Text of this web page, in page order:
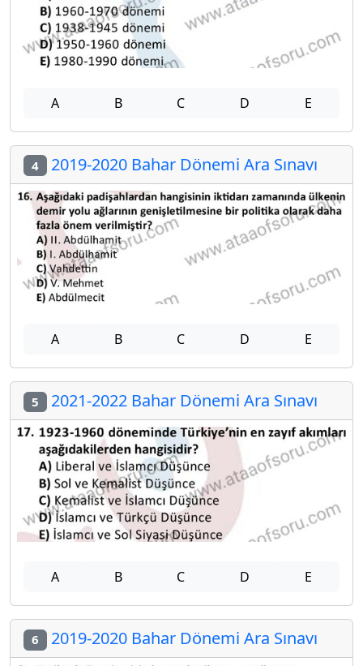
A B C D E
4 2019-2020 Bahar Dönemi Ara Sınavı
A B C D E
5 2021-2022 Bahar Dönemi Ara Sınavı
A B C D E
6 2019-2020 Bahar Dönemi Ara Sınavı